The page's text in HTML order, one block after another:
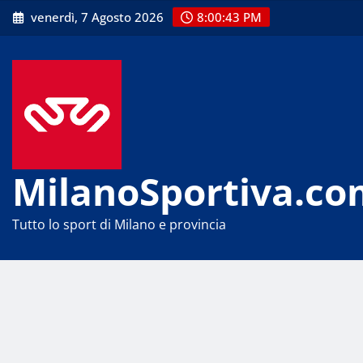
Skip
to
venerdì, 7 Agosto 2026 8:00:43 PM
Tutto lo sport di Milano e provincia